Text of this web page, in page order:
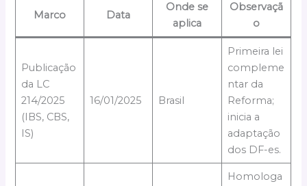
Marco Data
Onde se
aplica
Observaçã
o
Publicação
da LC
214/2025
(IBS, CBS,
IS)
16/01/2025 Brasil
Primeira lei
compleme
ntar da
Reforma;
inicia a
adaptação
dos DF-es.
Homologa